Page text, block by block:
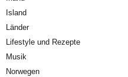
Island
Länder
Lifestyle und Rezepte
Musik
Norwegen